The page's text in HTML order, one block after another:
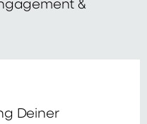
&
Deiner